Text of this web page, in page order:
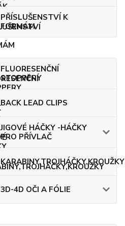
PŘÍSLUŠENSTVÍ K
FORMÁM
FLUORESENČNÍ
STOPPERY
BACK LEAD CLIPS
JIGOVÉ HÁČKY -HÁČKY
PRO PŘÍVLAČ
KARABINY,TROJHÁČKY,KROUŽKY
3D-4D OČI A FÓLIE